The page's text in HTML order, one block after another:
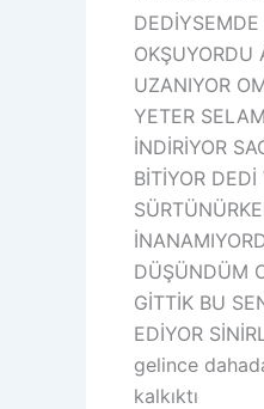
OKŞUYORDU
UZANIYOR
YETER
İNDİRİYOR
BİTİYOR
DÜŞÜNDÜM
GİTTİK BU
EDİYOR
gelince
kalkıktı